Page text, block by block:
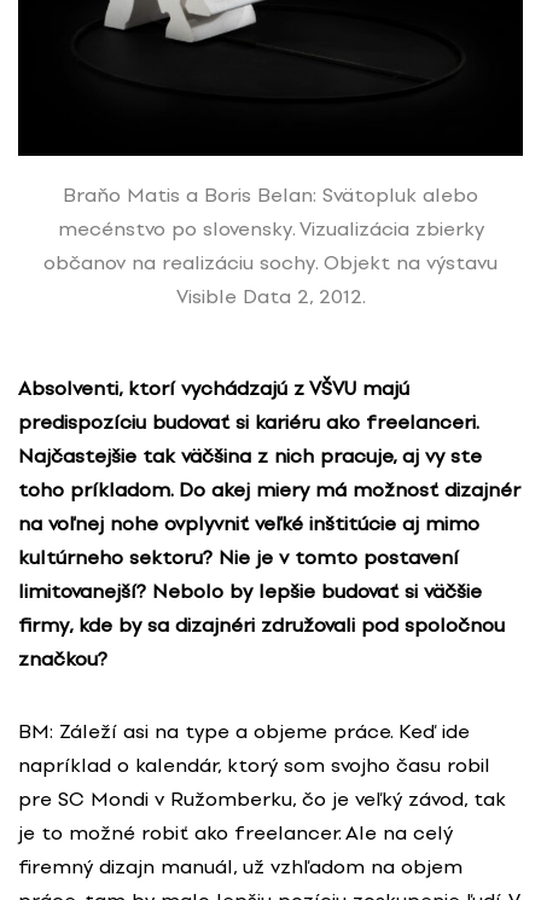
Braňo Matis a Boris Belan: Svätopluk alebo
mecénstvo po slovensky. Vizualizácia zbierky
občanov na realizáciu sochy. Objekt na výstavu
Visible Data 2, 2012.
Absolventi, ktorí vychádzajú z VŠVU majú
predispozíciu budovať si kariéru ako freelanceri.
Najčastejšie tak väčšina z nich pracuje, aj vy ste
toho príkladom. Do akej miery má možnosť dizajnér
na voľnej nohe ovplyvniť veľké inštitúcie aj mimo
kultúrneho sektoru? Nie je v tomto postavení
limitovanejší? Nebolo by lepšie budovať si väčšie
firmy, kde by sa dizajnéri združovali pod spoločnou
značkou?
BM: Záleží asi na type a objeme práce. Keď ide
napríklad o kalendár, ktorý som svojho času robil
pre SC Mondi v Ružomberku, čo je veľký závod, tak
je to možné robiť ako freelancer. Ale na celý
firemný dizajn manuál, už vzhľadom na objem